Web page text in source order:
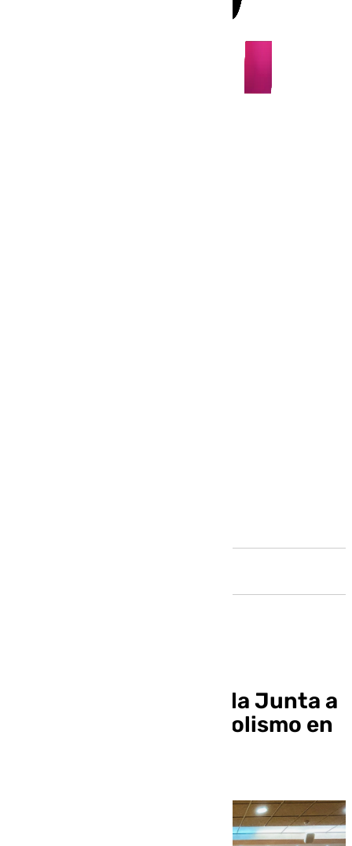
Vélez-Málaga insta a la Junta a
actuar frente al chabolismo en